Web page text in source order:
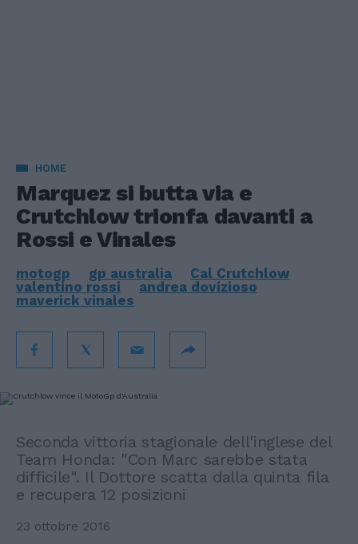
HOME
Marquez si butta via e
Crutchlow trionfa davanti a
Rossi e Vinales
motogp gp australia
Cal Crutchlow
valentino rossi
andrea dovizioso
maverick vinales
Seconda vittoria stagionale dell'inglese del
Team Honda: "Con Marc sarebbe stata
difficile". Il Dottore scatta dalla quinta fila
e recupera 12 posizioni
23 ottobre 2016